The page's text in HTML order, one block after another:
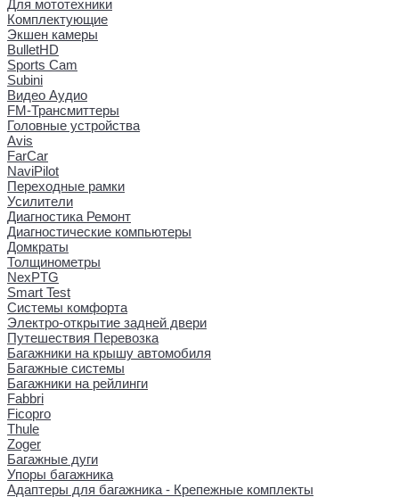
Для мототехники
Комплектующие
Экшен камеры
BulletHD
Sports Cam
Subini
Видео Аудио
FM-Трансмиттеры
Головные устройства
Avis
FarCar
NaviPilot
Переходные рамки
Усилители
Диагностика Ремонт
Диагностические компьютеры
Домкраты
Толщинометры
NexPTG
Smart Test
Системы комфорта
Электро-открытие задней двери
Путешествия Перевозка
Багажники на крышу автомобиля
Багажные системы
Багажники на рейлинги
Fabbri
Ficopro
Thule
Zoger
Багажные дуги
Упоры багажника
Адаптеры для багажника - Крепежные комплекты